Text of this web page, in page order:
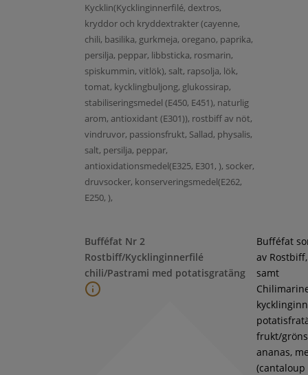
Kycklin(Kycklinginnerfilé, dextros,
kryddor och kryddextrakter (cayenne,
chili, basilika, gurkmeja, oregano, paprika,
persilja, peppar, libbsticka, rosmarin,
spiskummin, vitlök), salt, rapsolja, lök,
tomat, kycklingbuljong, glukossirap,
stabiliseringsmedel (E450, E451), naturlig
arom, antioxidant (E301)), rostbiff av nöt,
vindruvor, passionsfrukt, Sallad, physalis,
salt, persilja, peppar,
antioxidationsmedel(E325, E301, ), socker,
druvsocker, konserveringsmedel(E262,
E250, ),
Bufféfat Nr 2
Rostbiff/Kycklinginnerfilé
chili/Pastrami med potatisgratäng
Bufféfat
av
samt
frukt/
ananas,
(cantaloup